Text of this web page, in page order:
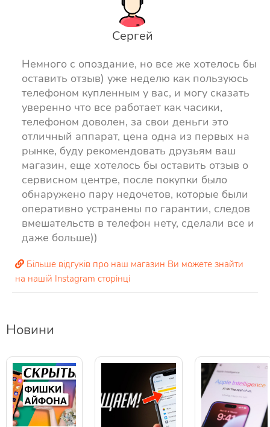
Немного с опоздание, но все же хотелось бы
оставить отзыв) уже неделю как пользуюсь
телефоном купленным у вас, и могу сказать
уверенно что все работает как часики,
телефоном доволен, за свои деньги это
отличный аппарат, цена одна из первых на
рынке, буду рекомендовать друзьям ваш
магазин, еще хотелось бы оставить отзыв о
сервисном центре, после покупки было
обнаружено пару недочетов, которые были
оперативно устранены по гарантии, следов
вмешательств в телефон нету, сделали все и
даже больше))
Сергей
Більше відгуків про наш магазин Ви можете знайти
на нашій Instagram сторінці
Новини